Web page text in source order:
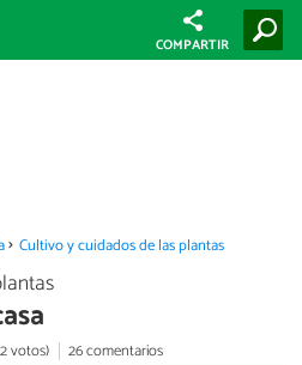
COMPARTIR
Cultivo y cuidados de las plantas
votos)
26 comentarios